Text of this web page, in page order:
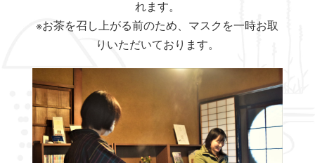
れます。
※お茶を召し上がる前のため、マスクを一時お取
りいただいております。